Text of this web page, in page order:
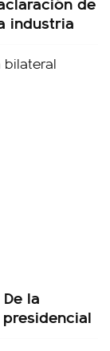
industria
la